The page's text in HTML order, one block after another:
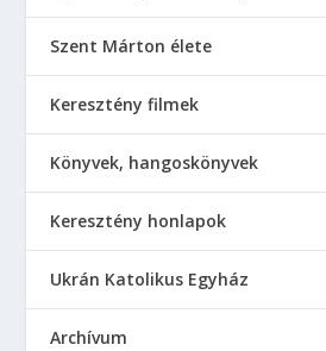
Szent Márton élete
Keresztény filmek
Könyvek, hangoskönyvek
Keresztény honlapok
Ukrán Katolikus Egyház
Аrchívum